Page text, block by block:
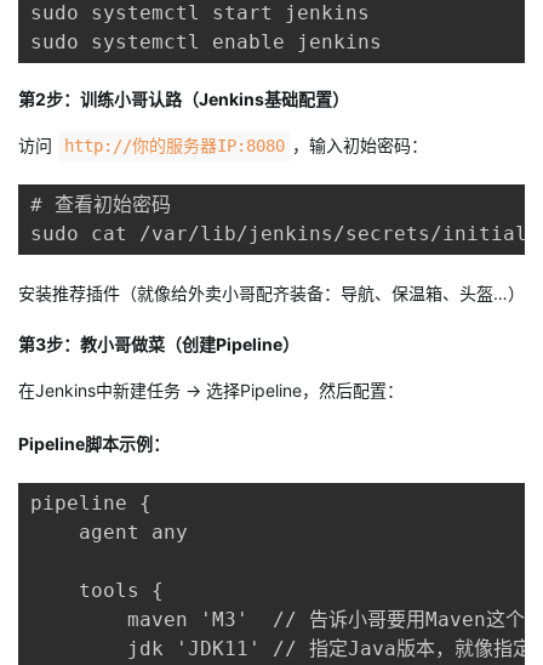
发
学
堂
我
证
实
的
Programs
的
持
我
的
技
持
我
的
建
sudo systemctl start jenkins
sudo systemctl enable jenkins
第2步：训练小哥认路（Jenkins基础配置）
访问 http://你的服务器IP:8080 ，输入初始密码：
# 查看初始密码
sudo cat /var/lib/jenkins/secrets/
安装推荐插件（就像给外卖小哥配齐装备：导航、保温箱、头盔…）
第3步：教小哥做菜（创建Pipeline）
在Jenkins中新建任务 → 选择Pipeline，然后配置：
Pipeline脚本示例：
pipeline {
    agent any
    tools {
maven 'M3'  // 告诉小哥要用Maven这个
jdk 'JDK11' // 指定Java版本，就像指定